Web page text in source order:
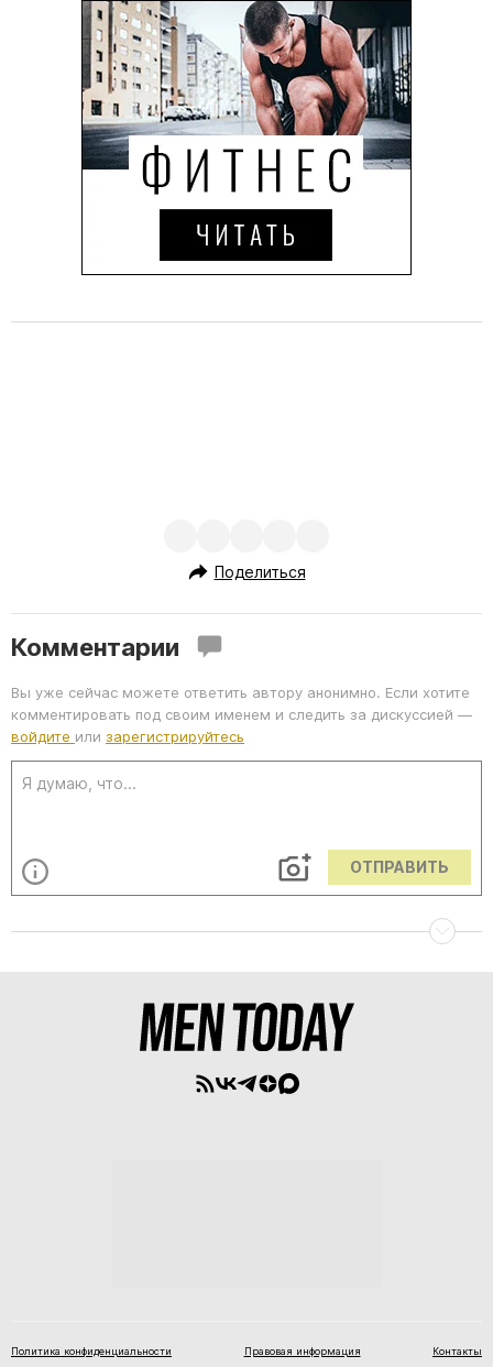
Поделиться
Комментарии
Вы уже сейчас можете ответить автору анонимно. Если хотите
комментировать под своим именем и следить за дискуссией —
войдите или зарегистрируйтесь
ОТПРАВИТЬ
Политика конфиденциальности Правовая информация Контакты